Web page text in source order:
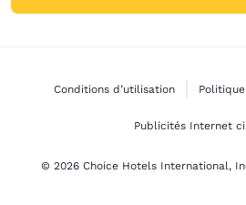
Conditions d’utilisation
Publicités Internet
© 2026 Choice Hotels International,